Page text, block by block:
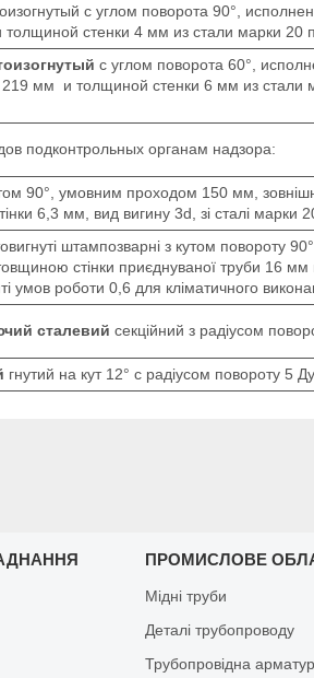
с углом поворота 90°,
стенки 4 мм из стали марки 20
с углом поворота 60°,
мм и толщиной стенки 6 мм из стали
подконтрольных органам надзора:
90°, умовним проходом 150 мм,
6,3 мм, вид вигину 3d, зі сталі марки
штампозварні з кутом повороту
стінки приєднуваної труби 16 мм
умов роботи 0,6 для кліматичного
сталевий секційний з радіусом
гнутий на кут 12° с радіусом повороту 5
ПРОМИСЛОВЕ
Мідні труби
Деталі трубопроводу
Трубопровідна